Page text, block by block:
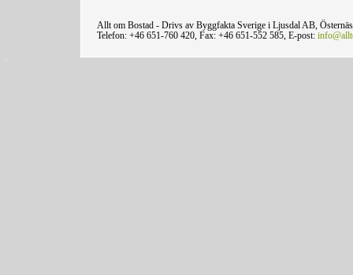
Allt om Bostad - Drivs av Byggfakta Sverige i Ljusdal AB,
Telefon: +46 651-760 420, Fax: +46 651-552 585, E-post: